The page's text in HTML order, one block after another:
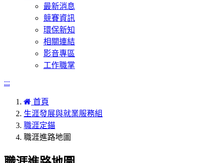
最新消息
競賽資訊
環保新知
相關連結
影音專區
工作職掌
:::
首頁
生涯發展與就業服務組
職涯定錨
職涯進路地圖